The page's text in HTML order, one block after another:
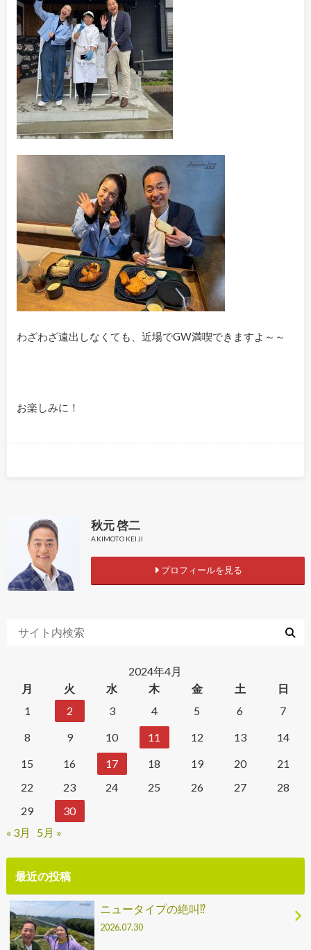
わざわざ遠出しなくても、近場でGW満喫できますよ～～
お楽しみに！
秋元 啓二
AKIMOTO KEIJI
プロフィールを見る
2024年4月
月
火 水 木 金 土
日
1
2 3 4 5 6
7
8
9 10 11 12 13
14
15
16 17 18 19 20
21
22
23 24 25 26 27
28
29
30
« 3月
5月 »
最近の投稿
ニュータイプの絶叫⁉
2026.07.30